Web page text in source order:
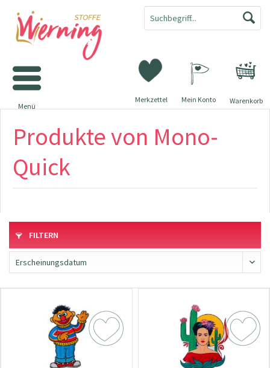
Warenkorb
Merkzettel Mein Konto
Menü
Produkte von Mono-
Quick
FILTERN